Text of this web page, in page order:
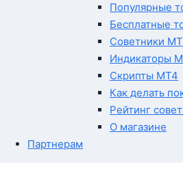
Популярные
Бесплатные
Советники
Индикаторы
Скрипты MT4
Как делать
Рейтинг
О магазине
Партнерам